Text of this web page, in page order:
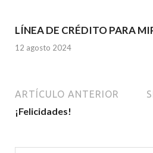
LÍNEA DE CRÉDITO PARA
12 agosto 2024
ARTÍCULO ANTERIOR
¡Felicidades!